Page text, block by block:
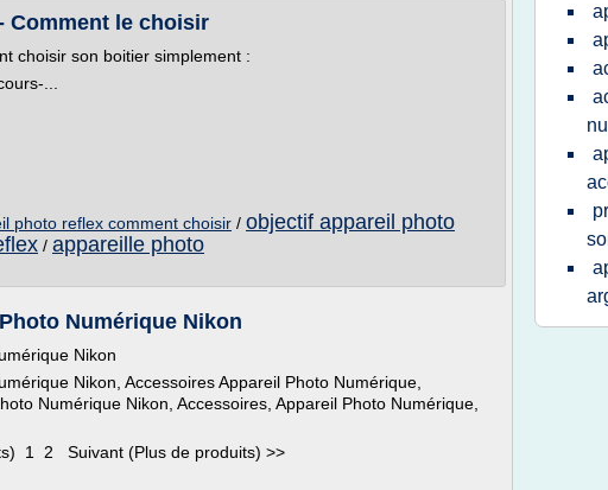
Comment le choisir
choisir son boitier simplement :
...
photo reflex comment choisir / objectif appareil photo
/ appareille photo
Numérique Nikon
Nikon
Nikon, Accessoires Appareil Photo Numérique,
Numérique Nikon, Accessoires, Appareil Photo Numérique,
1 2 Suivant (Plus de produits) >>